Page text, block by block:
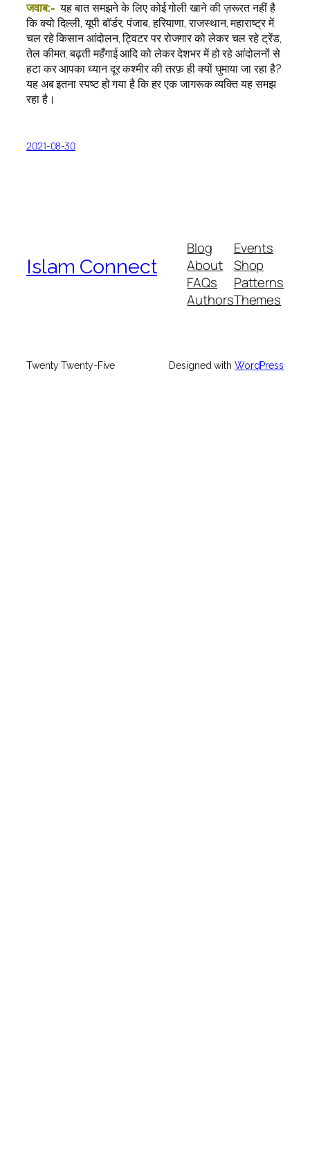
जवाब:- यह बात समझने के लिए कोई गोली खाने की ज़रूरत नहीं है
कि क्यो दिल्ली, यूपी बॉर्डर, पंजाब, हरियाणा, राजस्थान, महाराष्ट्र में
चल रहे किसान आंदोलन, ट्विटर पर रोजगार को लेकर चल रहे ट्रेंड,
तेल कीमत, बढ़ती महँगाई आदि को लेकर देशभर में हो रहे आंदोलनों से
हटा कर आपका ध्यान दूर कश्मीर की तरफ़ ही क्यों घुमाया जा रहा है?
यह अब इतना स्पष्ट हो गया है कि हर एक जागरूक व्यक्ति यह समझ
रहा है।
2021-08-30
Islam Connect
Blog
About
FAQs
Authors
Events
Shop
Patterns
Themes
Twenty Twenty-Five Designed with WordPress